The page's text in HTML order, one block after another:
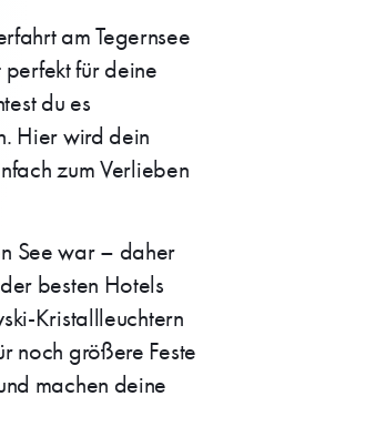
am Tegernsee
für deine
du es
Hier wird dein
zum Verlieben
See war – daher
besten Hotels
Kristallleuchtern
noch größere Feste
machen deine